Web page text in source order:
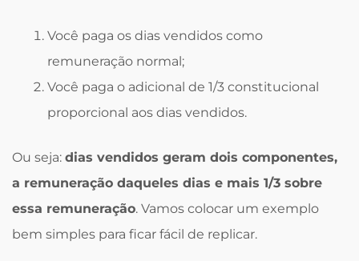
Você paga os dias vendidos como
remuneração normal;
Você paga o adicional de 1/3 constitucional
proporcional aos dias vendidos.
Ou seja: dias vendidos geram dois componentes,
a remuneração daqueles dias e mais 1/3 sobre
essa remuneração. Vamos colocar um exemplo
bem simples para ficar fácil de replicar.